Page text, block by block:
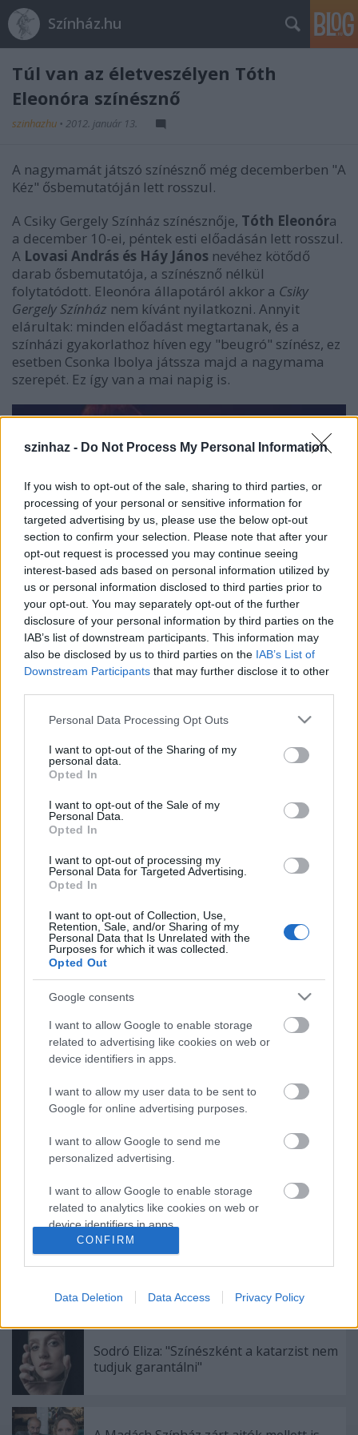
szinhaz - Do Not Process My Personal Information
If you wish to opt-out of the sale, sharing to third parties, or
processing of your personal or sensitive information for
targeted advertising by us, please use the below opt-out
section to confirm your selection. Please note that after your
opt-out request is processed you may continue seeing
interest-based ads based on personal information utilized by
us or personal information disclosed to third parties prior to
your opt-out. You may separately opt-out of the further
disclosure of your personal information by third parties on the
IAB’s list of downstream participants. This information may
also be disclosed by us to third parties on the IAB’s List of
Downstream Participants that may further disclose it to other
Please note that this website/app uses one or more Google
not limited to your visit or usage behaviour. You may click to
grant or deny consent to Google and its third-party tags to
use your data for below specified purposes in below Google
consent section.
Personal Data Processing Opt Outs
I want to opt-out of the Sharing of my
personal data.
Opted In
I want to opt-out of the Sale of my
Personal Data.
Opted In
I want to opt-out of processing my
Personal Data for Targeted Advertising.
Opted In
I want to opt-out of Collection, Use,
Retention, Sale, and/or Sharing of my
Personal Data that Is Unrelated with the
Purposes for which it was collected.
Opted Out
Google consents
I want to allow Google to enable storage
related to advertising like cookies on web or
device identifiers in apps.
I want to allow my user data to be sent to
Google for online advertising purposes.
I want to allow Google to send me
personalized advertising.
I want to allow Google to enable storage
related to analytics like cookies on web or
device identifiers in apps.
I want to allow Google to enable storage
I want to allow Google to enable storage
I want to allow Google to enable storage
related to security, including authentication
functionality and fraud prevention, and other
user protection.
CONFIRM
Data Deletion Data Access Privacy Policy
Színház.hu
Túl van az életveszélyen Tóth
Eleonóra színésznő
szinhazhu • 2012. január 13.
A nagymamát játszó színésznő még decemberben "A
Kéz" ősbemutatóján lett rosszul.
A Csiky Gergely Színház színésznője, Tóth Eleonóra
a december 10-ei, péntek esti előadásán lett rosszul.
A Lovasi András és Háy János nevéhez kötődő
darab ősbemutatója, a színésznő nélkül
folytatódott. Eleonóra állapotáról akkor a Csiky
Gergely Színház nem kívánt nyilatkozni. Annyit
elárultak: minden előadást megtartanak, és a
színházi gyakorlathoz híven egy "beugró" színész, ez
esetben Csonka Ibolya játssza majd a nagymama
szerepét. Ez így van a mai napig is.
A kapos.hu információi szerint a színésznő mára túl
van az életveszélyen. A felépülésig azonban még
több hónapos lábadozásra lesz szüksége. A
gyógyuláshoz vezető első lépéseket teszi meg a
napokban.
A színház honlapjáról kiderül: a Színházi bestiák
című darabban Tóth Eleonórának már játszania
kellett volna. Nagy és nehéz szerepe van, amit viszont
nem egyszerű átvenni, ezért a tervezett decemberi
előadások elmaradtak, és ez így lesz januárban is. A
színház vezetése bízik a gyors javulásban, és remélik,
a művésznő hamarosan ismét színpadon lehet.
Forrás: kapos.hu
KAPCSOLÓDÓ ANYAGOK
Mi is megbombáztuk Kaposvárt-Beszélgetés
Tóth Elelonórával
Ajánlott bejegyzések:
Rögtön dupla premierrel kezdi az új
évadot a Radnóti
Augusztusban jön az év legvidámabb
Sodró Eliza: "Színészként a katarzist nem
tudjuk garantálni"